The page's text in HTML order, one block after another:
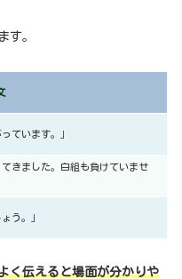
す。
ています。」
きました。白組も負けていませ
う。」
く伝えると場面が分かりや